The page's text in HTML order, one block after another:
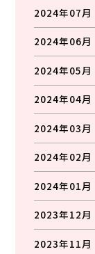
2024年07月
2024年06月
2024年05月
2024年04月
2024年03月
2024年02月
2024年01月
2023年12月
2023年11月